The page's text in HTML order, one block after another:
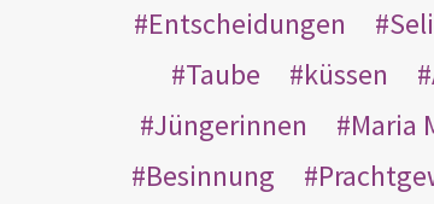
Entscheidungen
Taube
küssen
Jüngerinnen
Maria
Besinnung